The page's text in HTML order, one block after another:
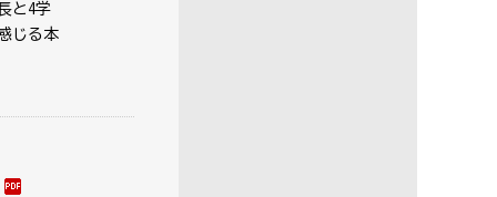
と4学
じる本